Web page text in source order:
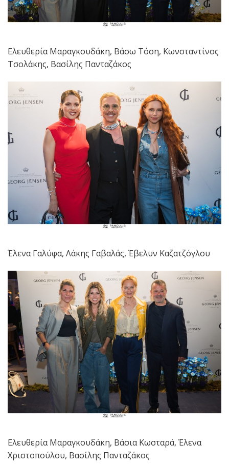
Ελευθερία Μαραγκουδάκη, Βάσω Τόση, Κωνσταντίνος
Τσολάκης, Βασίλης Πανταζάκος
Έλενα Γαλύφα, Λάκης Γαβαλάς, Έβελυν Καζατζόγλου
Ελευθερία Μαραγκουδάκη, Βάσια Κωσταρά, Έλενα
Χριστοπούλου, Βασίλης Πανταζάκος